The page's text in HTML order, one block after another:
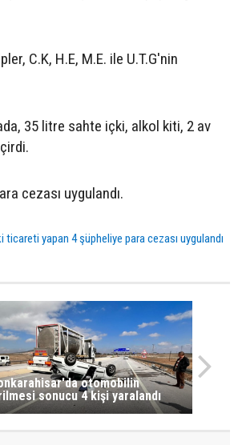
C.K, H.E, M.E. ile U.T.G'nin
35 litre sahte içki, alkol kiti, 2 av
cezası uygulandı.
yapan 4 şüpheliye para cezası uygulandı
otomobilin
sonucu 4 kişi yaralandı